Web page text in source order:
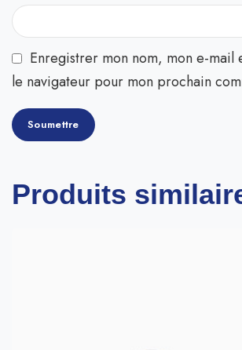
Enregistrer mon nom, mon e-mail
le navigateur pour mon prochain
Produits